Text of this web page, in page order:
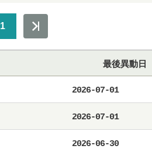
1
最後異動日
2026-07-01
2026-07-01
2026-06-30